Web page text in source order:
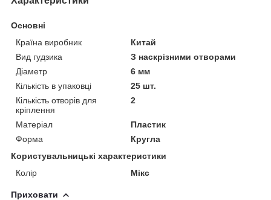
Основні
Країна виробник
Китай
Вид гудзика
З наскрізними отворами
Діаметр
6 мм
Кількість в упаковці
25 шт.
Кількість отворів для
кріплення
2
Матеріал
Пластик
Форма
Кругла
Користувальницькі характеристики
Колір
Мікс
Приховати